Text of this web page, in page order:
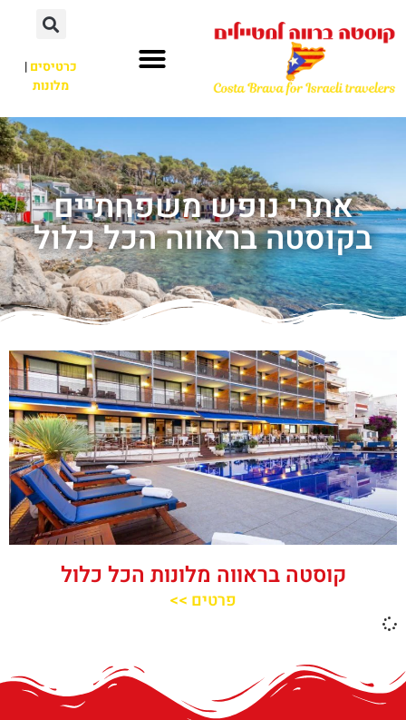
כרטיסים|
מלונות
אתרי נופש משפחתיים
בקוסטה בראווה הכל כלול
קוסטה בראווה מלונות הכל כלול
פרטים >>